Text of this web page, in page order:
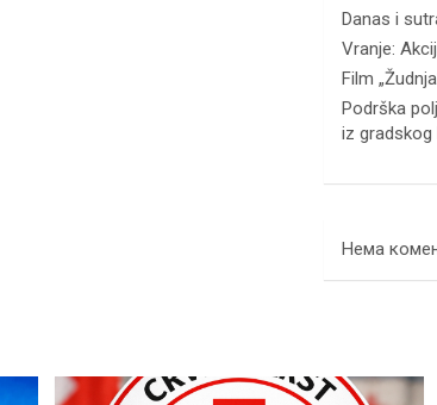
Danas i
Vranje:
Film
Podrška
iz gradskog
Нема